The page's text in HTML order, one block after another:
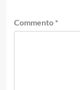
Commento *